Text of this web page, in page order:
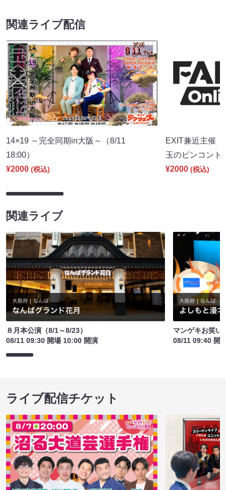
関連ライブ配信
14×19 ～完全同期in大阪～（8/11
18:00）
¥2000 (税込)
EXIT兼近主催
玉のピンコン
¥2000 (税込)
関連ライブ
８月本公演（8/1～8/23）
08/11 09:30 開場 10:00 開演
マンゲキお笑い
08/11 09:40 開
ライブ配信チケット